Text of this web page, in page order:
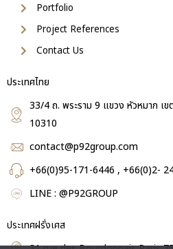
Portfolio
Project References
Contact Us
ประเทศไทย
33/4 ถ. พระราม 9 แขวง หัวหมาก เ
10310
contact@p92group.com
+66(0)95-171-6446 , +66(0)2-
LINE : @P92GROUP
ประเทศฝรั่งเศส